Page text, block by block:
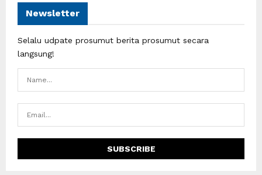
Newsletter
Selalu udpate prosumut berita prosumut secara
langsung!